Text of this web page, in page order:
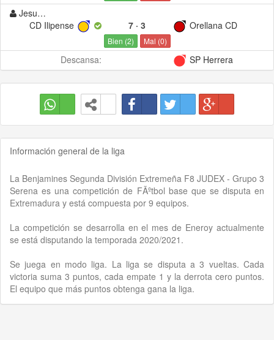
Jesus1234
CD Ilipense
7· 3 Orellana CD
Bien (2) Mal (0)
Descansa: SP Herrera
Información general de la liga
La Benjamines Segunda División Extremeña F8 JUDEX - Grupo 3
Serena es una competición de FÃºtbol base que se disputa en
Extremadura y está compuesta por 9 equipos.
La competición se desarrolla en el mes de Eneroy actualmente
se está disputando la temporada 2020/2021.
Se juega en modo liga. La liga se disputa a 3 vueltas. Cada
victoria suma 3 puntos, cada empate 1 y la derrota cero puntos.
El equipo que más puntos obtenga gana la liga.